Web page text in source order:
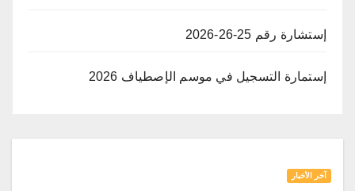
إستشارة رقم 25-26-2026
إستمارة التسجيل في موسم الإصطياف 2026
آخر الأخبار